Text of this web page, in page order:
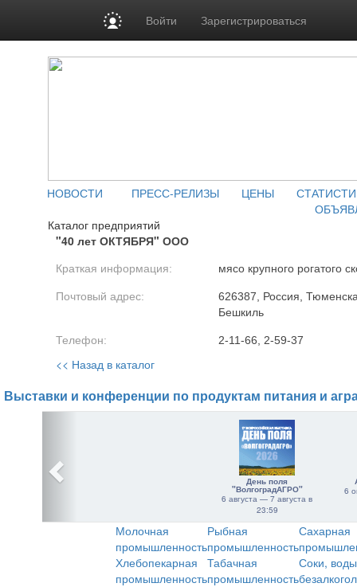
Войти Зарегистрироваться
НОВОСТИ ПРЕСС-РЕЛИЗЫ ЦЕНЫ
Каталог предприятий
"40 лет ОКТЯБРЯ" ООО
Краткая информация: мясо крупного рогатого
Почтовый адрес:
626387, Россия,
Бешкиль
Телефон: 2-11-66, 2-59-37
<< Назад в каталог
Выставки и конференции по продуктам питания и
День поля
"ВолгоградАГРО"
6 августа — 7 августа в
23:59
6
Молочная
промышленность
Рыбная
промышленность
Сахарная
Хлебопекарная
промышленность
Табачная
промышленность
Соки,